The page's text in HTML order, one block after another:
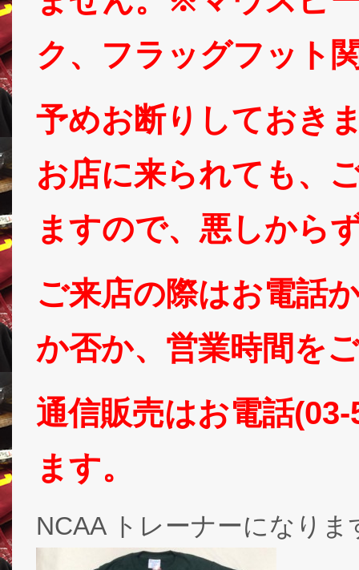
ク、フラッグフット
予めお断りしておき
お店に来られても、
ますので、悪しから
ご来店の際はお電話
か否か、営業時間を
通信販売はお電話
ます。
NCAA トレーナーになりま